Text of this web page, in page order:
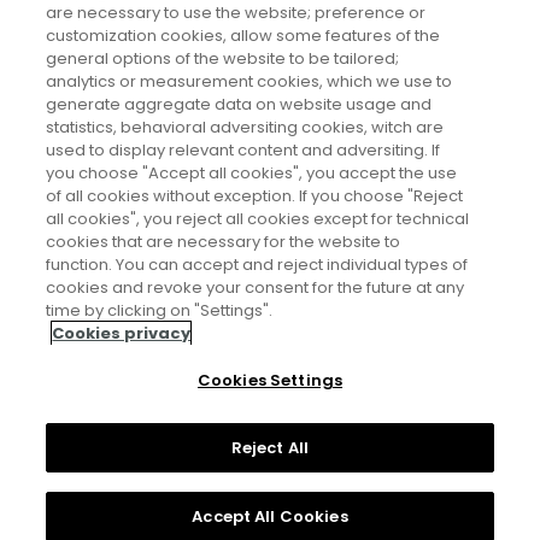
decidido dedicar su carrera profesional a hacer llegar la
tecnología a TODAS las personas.
Aviso legal
Política de cookies
are necessary to use the website; preference or
customization cookies, allow some features of the
general options of the website to be tailored;
analytics or measurement cookies, which we use to
generate aggregate data on website usage and
statistics, behavioral adversiting cookies, witch are
used to display relevant content and adversiting. If
you choose "Accept all cookies", you accept the use
of all cookies without exception. If you choose "Reject
all cookies", you reject all cookies except for technical
cookies that are necessary for the website to
function. You can accept and reject individual types of
cookies and revoke your consent for the future at any
time by clicking on "Settings".
Cookies privacy
Cookies Settings
Reject All
Accept All Cookies